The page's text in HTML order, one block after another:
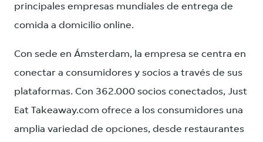
principales empresas mundiales de entrega de
comida a domicilio online.
Con sede en Ámsterdam, la empresa se centra en
conectar a consumidores y socios a través de sus
plataformas. Con 362.000 socios conectados, Just
Eat Takeaway.com ofrece a los consumidores una
amplia variedad de opciones, desde restaurantes